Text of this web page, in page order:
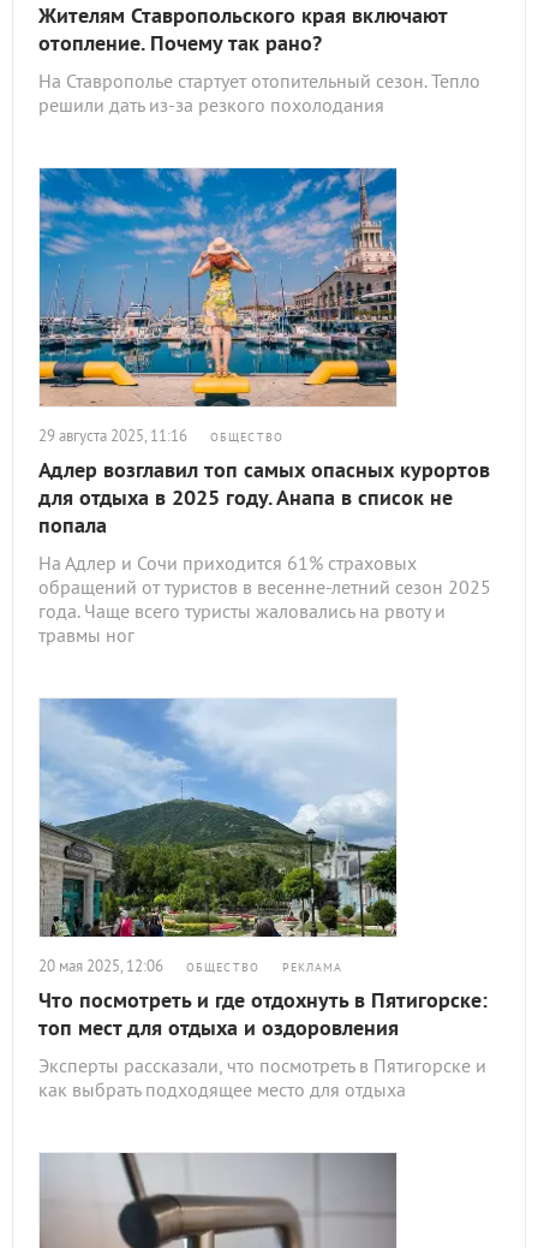
Жителям Ставропольского края включают
отопление. Почему так рано?
На Ставрополье стартует отопительный сезон. Тепло
решили дать из-за резкого похолодания
29 августа 2025, 11:16 ОБЩЕСТВО
Адлер возглавил топ самых опасных курортов
для отдыха в 2025 году. Анапа в список не
попала
На Адлер и Сочи приходится 61% страховых
обращений от туристов в весенне-летний сезон 2025
года. Чаще всего туристы жаловались на рвоту и
травмы ног
20 мая 2025, 12:06 ОБЩЕСТВО РЕКЛАМА
Что посмотреть и где отдохнуть в Пятигорске:
топ мест для отдыха и оздоровления
Эксперты рассказали, что посмотреть в Пятигорске и
как выбрать подходящее место для отдыха